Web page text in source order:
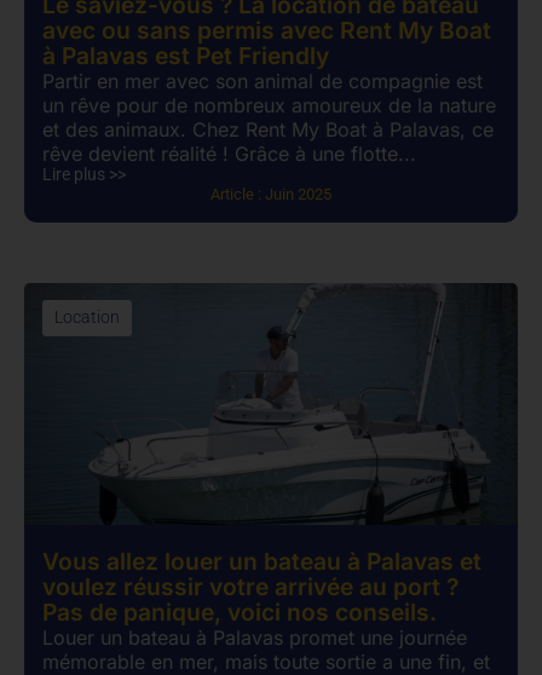
avec ou sans permis avec Rent My Boat
à Palavas est Pet Friendly
Partir en mer avec son animal de compagnie est
un rêve pour de nombreux amoureux de la nature
et des animaux. Chez Rent My Boat à Palavas, ce
rêve devient réalité ! Grâce à une flotte...
Lire plus >>
Article : Juin 2025
Location
Vous allez louer un bateau à Palavas et
voulez réussir votre arrivée au port ?
Pas de panique, voici nos conseils.
Louer un bateau à Palavas promet une journée
mémorable en mer, mais toute sortie a une fin, et